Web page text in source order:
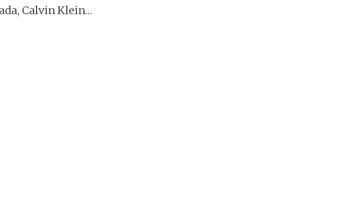
Calvin Klein…